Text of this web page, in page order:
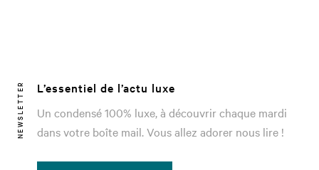
NEWSLETTER
L’essentiel de l’actu luxe
Un condensé 100% luxe, à découvrir chaque mardi
dans votre boîte mail. Vous allez adorer nous lire !